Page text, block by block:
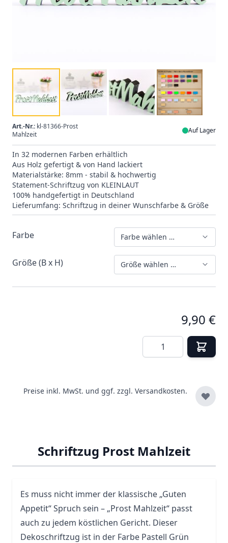
Art.-Nr.: kl-81366-Prost
Mahlzeit
Auf Lager
In 32 modernen Farben erhältlich
Aus Holz gefertigt & von Hand lackiert
Materialstärke: 8mm - stabil & hochwertig
Statement-Schriftzug von KLEINLAUT
100% handgefertigt in Deutschland
Lieferumfang: Schriftzug in deiner Wunschfarbe & Größe
Farbe Farbe wählen …
Größe (B x H) Größe wählen …
9,90 €
Menge
Preise inkl. MwSt. und ggf. zzgl. Versandkosten.
Schriftzug Prost Mahlzeit
Es muss nicht immer der klassische „Guten
Appetit“ Spruch sein – „Prost Mahlzeit“ passt
auch zu jedem köstlichen Gericht. Dieser
Dekoschriftzug ist in der Farbe Pastell Grün